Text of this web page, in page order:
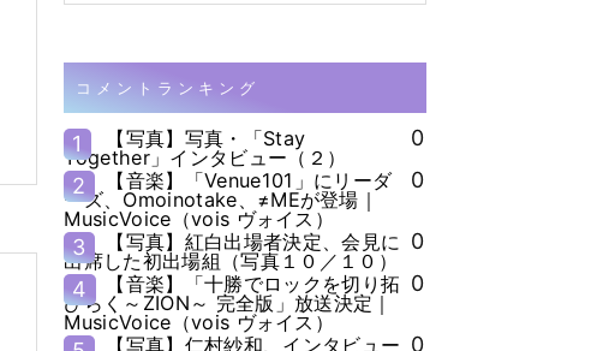
コメントランキング
1
【写真】写真・「Stay
Together」インタビュー（２）
0
2
【音楽】「Venue101」にリーダ
ーズ、Omoinotake、≠MEが登場｜
MusicVoice（vois ヴォイス）
0
3
【写真】紅白出場者決定、会見に
出席した初出場組（写真１０／１０）
0
4
【音楽】「十勝でロックを切り拓
ひらく～ZION～ 完全版」放送決定｜
MusicVoice（vois ヴォイス）
0
【写真】仁村紗和、インタビュー 0